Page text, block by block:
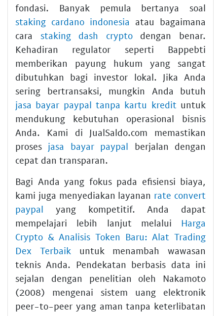
fondasi. Banyak pemula bertanya soal
staking cardano indonesia atau bagaimana
cara staking dash cryptodengan benar.
Kehadiran regulator seperti Bappebti
memberikan payung hukum yang sangat
dibutuhkan bagi investor lokal. Jika Anda
sering bertransaksi, mungkin Anda butuh
jasa bayar paypal tanpa kartu kredit untuk
mendukung kebutuhan operasional bisnis
Anda. Kami di JualSaldo.com memastikan
proses jasa bayar paypal berjalan dengan
cepat dan transparan.
Bagi Anda yang fokus pada efisiensi biaya,
kami juga menyediakan layanan rate convert
paypal yang kompetitif. Anda dapat
mempelajari lebih lanjut melalui Harga
Crypto & Analisis Token Baru: Alat Trading
Dex Terbaikuntuk menambah wawasan
teknis Anda. Pendekatan berbasis data ini
sejalan dengan penelitian oleh Nakamoto
(2008) mengenai sistem uang elektronik
peer-to-peer yang aman tanpa keterlibatan